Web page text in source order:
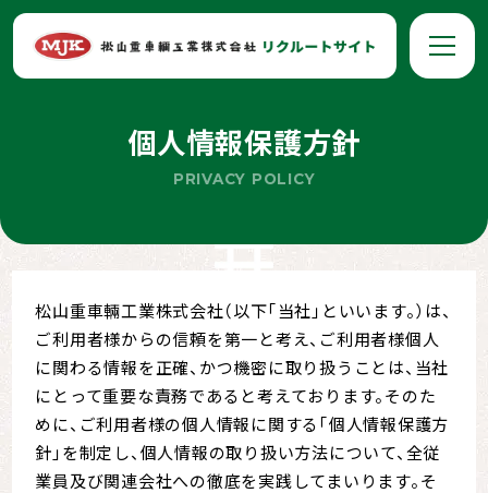
個人情報保護方針
PRIVACY POLICY
松山重車輛工業株式会社（以下「当社」といいます。）は、
ご利用者様からの信頼を第一と考え、ご利用者様個人
に関わる情報を正確、かつ機密に取り扱うことは、当社
にとって重要な責務であると考えております。そのた
めに、ご利用者様の個人情報に関する「個人情報保護方
針」を制定し、個人情報の取り扱い方法について、全従
業員及び関連会社への徹底を実践してまいります。そ